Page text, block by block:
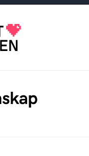
internet som
samhället
att bli en